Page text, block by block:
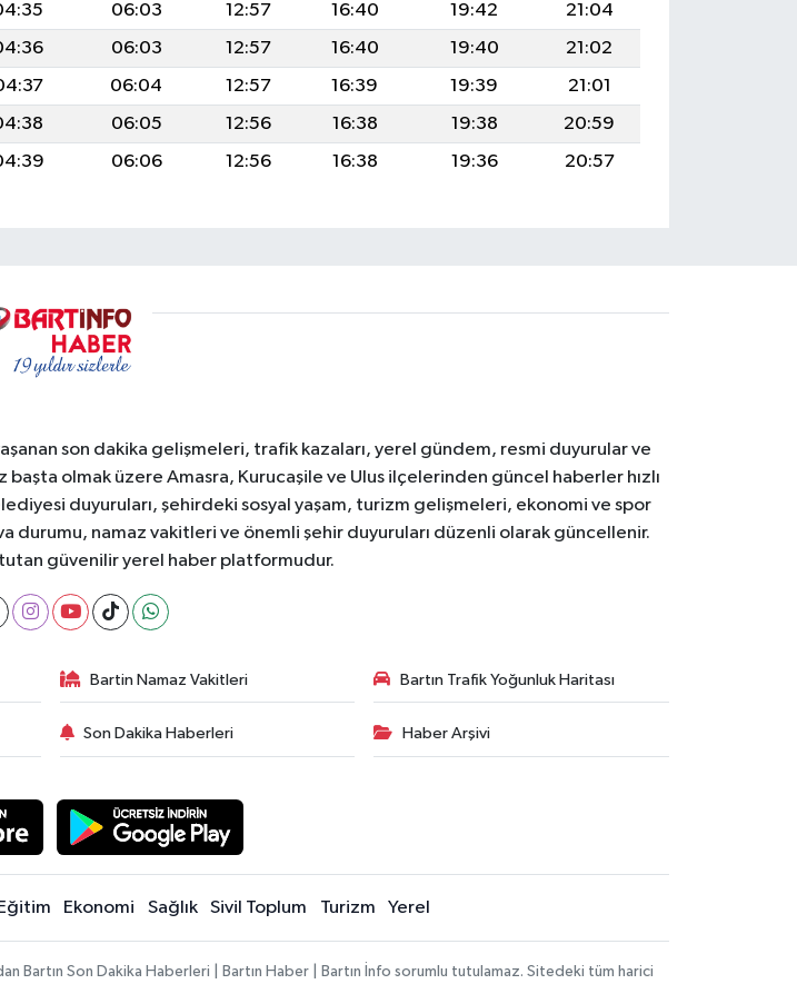
06:03 12:57 16:40 19:42
21:04
06:03 12:57 16:40 19:40
21:02
06:04 12:57 16:39 19:39
21:01
06:05 12:56 16:38 19:38
20:59
06:06 12:56 16:38 19:36 20:57
son dakika gelişmeleri, trafik kazaları, yerel gündem, resmi duyurular ve
başta olmak üzere Amasra, Kurucaşile ve Ulus ilçelerinden güncel haberler hızlı
duyuruları, şehirdeki sosyal yaşam, turizm gelişmeleri, ekonomi ve spor
durumu, namaz vakitleri ve önemli şehir duyuruları düzenli olarak güncellenir.
tutan güvenilir yerel haber platformudur.
Bartin Namaz Vakitleri Bartın Trafik Yoğunluk Haritası
Son Dakika Haberleri Haber Arşivi
Eğitim Ekonomi Sağlık Sivil Toplum Turizm Yerel
Bartın Son Dakika Haberleri | Bartın Haber | Bartın İnfo sorumlu tutulamaz. Sitedeki tüm harici